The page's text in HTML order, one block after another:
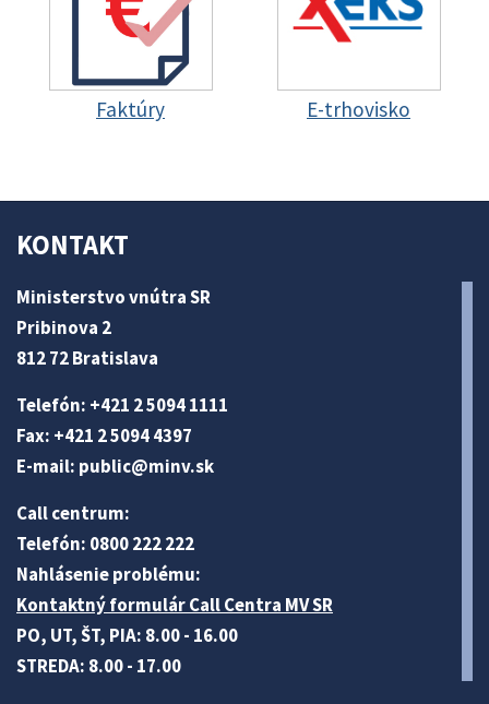
Faktúry E-trhovisko
KONTAKT
Ministerstvo vnútra SR
Pribinova 2
812 72 Bratislava
Telefón: +421 2 5094 1111
Fax: +421 2 5094 4397
E-mail: public@minv.sk
Call centrum:
Telefón: 0800 222 222
Nahlásenie problému:
Kontaktný formulár Call Centra MV SR
PO, UT, ŠT, PIA: 8.00 - 16.00
STREDA: 8.00 - 17.00